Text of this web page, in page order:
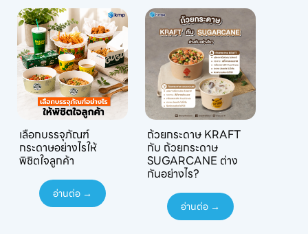
เลือกบรรจุภัณฑ์
กระดาษอย่างไรให้
พิชิตใจลูกค้า
อ่านต่อ →
ถ้วยกระดาษ KRAFT
กับ ถ้วยกระดาษ
SUGARCANE ต่าง
กันอย่างไร?
อ่านต่อ →